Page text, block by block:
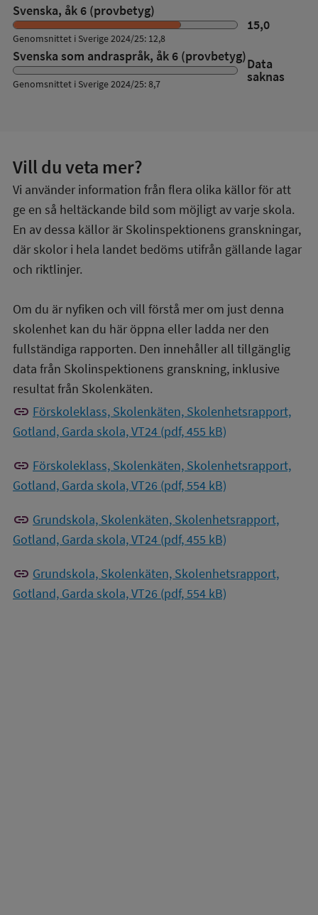
Svenska, åk 6 (provbetyg)
15,0
Genomsnittet i Sverige 2024/25: 12,8
Svenska som andraspråk, åk 6 (provbetyg)Data
saknas
Genomsnittet i Sverige 2024/25: 8,7
Vill du veta mer?
Vi använder information från flera olika källor för att
ge en så heltäckande bild som möjligt av varje skola.
En av dessa källor är Skolinspektionens granskningar,
där skolor i hela landet bedöms utifrån gällande lagar
och riktlinjer.
Om du är nyfiken och vill förstå mer om just denna
skolenhet kan du här öppna eller ladda ner den
fullständiga rapporten. Den innehåller all tillgänglig
data från Skolinspektionens granskning, inklusive
resultat från Skolenkäten.
link Förskoleklass, Skolenkäten, Skolenhetsrapport,
Gotland, Garda skola, VT24 (pdf, 455 kB)
link Förskoleklass, Skolenkäten, Skolenhetsrapport,
Gotland, Garda skola, VT26 (pdf, 554 kB)
link Grundskola, Skolenkäten, Skolenhetsrapport,
Gotland, Garda skola, VT24 (pdf, 455 kB)
link Grundskola, Skolenkäten, Skolenhetsrapport,
Gotland, Garda skola, VT26 (pdf, 554 kB)